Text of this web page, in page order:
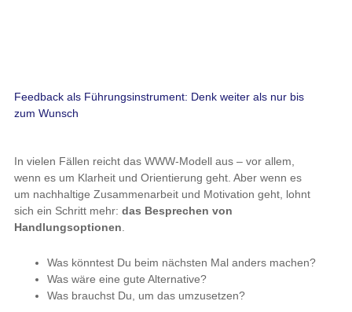
Feedback als Führungsinstrument: Denk weiter als nur bis
zum Wunsch
In vielen Fällen reicht das WWW-Modell aus – vor allem,
wenn es um Klarheit und Orientierung geht. Aber wenn es
um nachhaltige Zusammenarbeit und Motivation geht, lohnt
sich ein Schritt mehr: das Besprechen von
Handlungsoptionen
Was könntest Du beim nächsten Mal anders machen?
Was wäre eine gute Alternative?
Was brauchst Du, um das umzusetzen?